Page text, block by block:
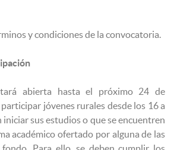
y condiciones de la convocatoria.
abierta hasta el próximo 24 de
jóvenes rurales desde los 16 a
iniciar sus estudios o que se encuentren
académico ofertado por alguna de las